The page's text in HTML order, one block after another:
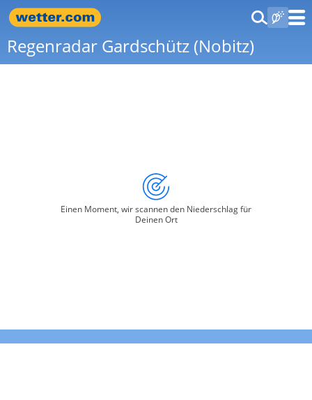
Regenradar Gardschütz (Nobitz)
Einen Moment, wir scannen den Niederschlag für
Deinen Ort